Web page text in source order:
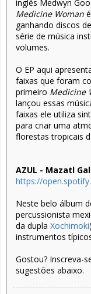
inglês Medwyn
Medicine Woman
ganhando discos
série de música
volumes.
O EP aqui
faixas que foram
primeiro Medicine
lançou essas
faixas ele utiliza
para criar uma
florestas tropicais
AZUL - Mazatl
https://
Neste belo álbum
percussionista
da dupla Xochimoki
instrumentos
Gostou? Inscreva-
sugestões abaixo.